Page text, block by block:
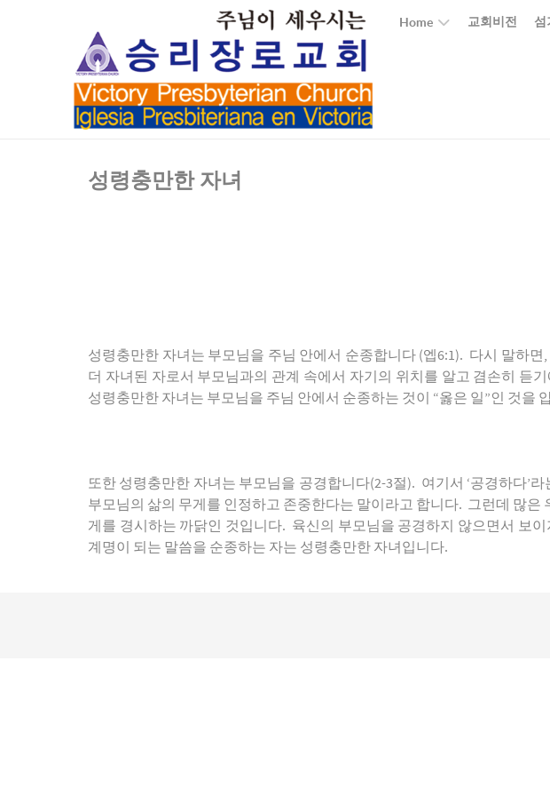
Home 교회비전 섬
성령충만한 자녀
성령충만한 자녀는 부모님을 주님 안에서 순종합니다 (엡6:1). 다시 말하
더 자녀된 자로서 부모님과의 관계 속에서 자기의 위치를 알고 겸손히 듣
성령충만한 자녀는 부모님을 주님 안에서 순종하는 것이 “옳은 일”인 것을
또한 성령충만한 자녀는 부모님을 공경합니다(2-3절). 여기서 ‘공경하다’
부모님의 삶의 무게를 인정하고 존중한다는 말이라고 합니다. 그런데 많
게를 경시하는 까닭인 것입니다. 육신의 부모님을 공경하지 않으면서 보
계명이 되는 말씀을 순종하는 자는 성령충만한 자녀입니다.